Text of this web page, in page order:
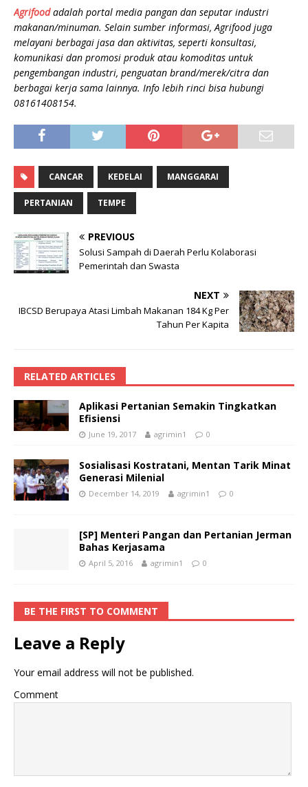
Agrifood adalah portal media pangan dan seputar industri
makanan/minuman. Selain sumber informasi, Agrifood juga
melayani berbagai jasa dan aktivitas, seperti konsultasi,
komunikasi dan promosi produk atau komoditas untuk
pengembangan industri, penguatan brand/merek/citra dan
berbagai kerja sama lainnya. Info lebih rinci bisa hubungi
08161408154.
CANCAR KEDELAI MANGGARAI
PERTANIAN TEMPE
PREVIOUS
Solusi Sampah di Daerah Perlu Kolaborasi
Pemerintah dan Swasta
NEXT
IBCSD Berupaya Atasi Limbah Makanan 184 Kg Per
Tahun Per Kapita
RELATED ARTICLES
Aplikasi Pertanian Semakin Tingkatkan
Efisiensi
June 19, 2017 agrimin1 0
Sosialisasi Kostratani, Mentan Tarik Minat
Generasi Milenial
December 14, 2019 agrimin1 0
[SP] Menteri Pangan dan Pertanian Jerman
Bahas Kerjasama
April 5, 2016 agrimin1 0
BE THE FIRST TO COMMENT
Leave a Reply
Your email address will not be published.
Comment